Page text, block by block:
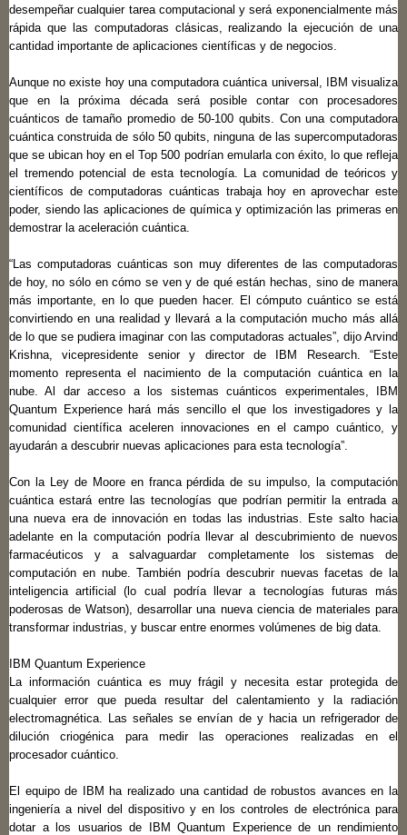
desempeñar cualquier tarea computacional y será exponencialmente más
rápida que las computadoras clásicas, realizando la ejecución de una
cantidad importante de aplicaciones científicas y de negocios.
Aunque no existe hoy una computadora cuántica universal, IBM visualiza
que en la próxima década será posible contar con procesadores
cuánticos de tamaño promedio de 50-100 qubits. Con una computadora
cuántica construida de sólo 50 qubits, ninguna de las supercomputadoras
que se ubican hoy en el Top 500 podrían emularla con éxito, lo que refleja
el tremendo potencial de esta tecnología. La comunidad de teóricos y
científicos de computadoras cuánticas trabaja hoy en aprovechar este
poder, siendo las aplicaciones de química y optimización las primeras en
demostrar la aceleración cuántica.
“Las computadoras cuánticas son muy diferentes de las computadoras
de hoy, no sólo en cómo se ven y de qué están hechas, sino de manera
más importante, en lo que pueden hacer. El cómputo cuántico se está
convirtiendo en una realidad y llevará a la computación mucho más allá
de lo que se pudiera imaginar con las computadoras actuales”, dijo Arvind
Krishna, vicepresidente senior y director de IBM Research. “Este
momento representa el nacimiento de la computación cuántica en la
nube. Al dar acceso a los sistemas cuánticos experimentales, IBM
Quantum Experience hará más sencillo el que los investigadores y la
comunidad científica aceleren innovaciones en el campo cuántico, y
ayudarán a descubrir nuevas aplicaciones para esta tecnología”.
Con la Ley de Moore en franca pérdida de su impulso, la computación
cuántica estará entre las tecnologías que podrían permitir la entrada a
una nueva era de innovación en todas las industrias. Este salto hacia
adelante en la computación podría llevar al descubrimiento de nuevos
farmacéuticos y a salvaguardar completamente los sistemas de
computación en nube. También podría descubrir nuevas facetas de la
inteligencia artificial (lo cual podría llevar a tecnologías futuras más
poderosas de Watson), desarrollar una nueva ciencia de materiales para
transformar industrias, y buscar entre enormes volúmenes de big data.
IBM Quantum Experience
La información cuántica es muy frágil y necesita estar protegida de
cualquier error que pueda resultar del calentamiento y la radiación
electromagnética. Las señales se envían de y hacia un refrigerador de
dilución criogénica para medir las operaciones realizadas en el
procesador cuántico.
El equipo de IBM ha realizado una cantidad de robustos avances en la
ingeniería a nivel del dispositivo y en los controles de electrónica para
dotar a los usuarios de IBM Quantum Experience de un rendimiento